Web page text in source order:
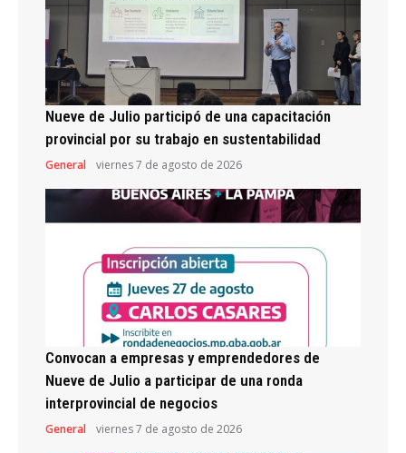
Nueve de Julio participó de una capacitación
provincial por su trabajo en sustentabilidad
General viernes 7 de agosto de 2026
Convocan a empresas y emprendedores de
Nueve de Julio a participar de una ronda
interprovincial de negocios
General viernes 7 de agosto de 2026